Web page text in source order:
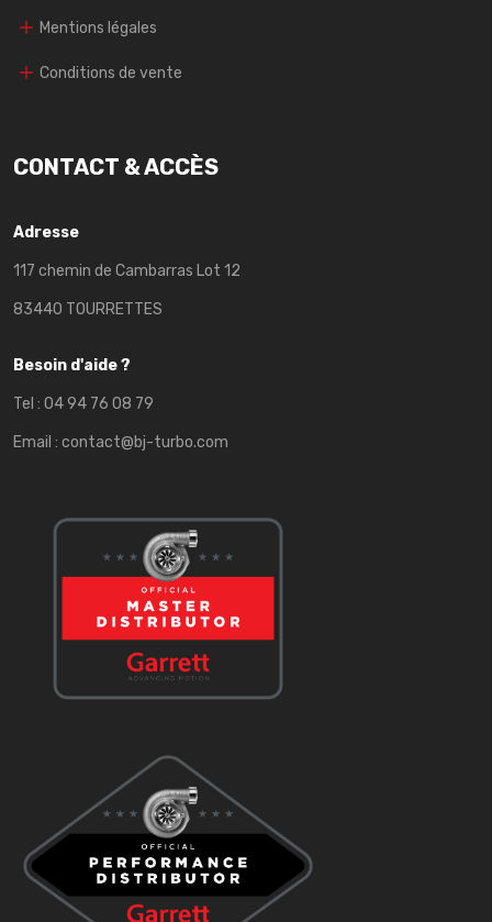
Mentions légales
Conditions de vente
CONTACT & ACCÈS
Adresse
117 chemin de Cambarras Lot 12
83440 TOURRETTES
Besoin d'aide ?
Tel : 04 94 76 08 79
Email : contact@bj-turbo.com